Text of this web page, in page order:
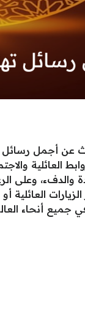
العائلية
والدفء،
العائلية
جميع أنحاء